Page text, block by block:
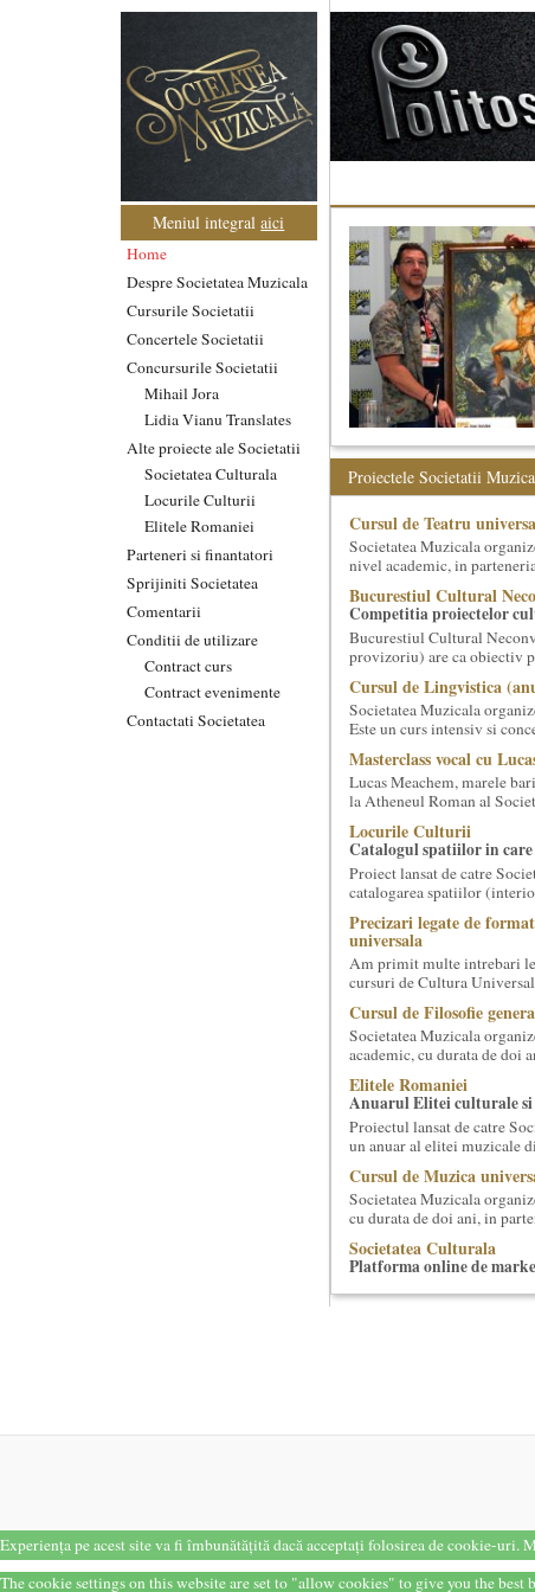
Meniul integralaici
Home
Despre Societatea Muzicala
Cursurile Societatii
Concertele Societatii
Concursurile Societatii
Mihail Jora
Lidia Vianu Translates
Alte proiecte ale Societatii
Societatea Culturala
Locurile Culturii
Elitele Romaniei
Parteneri si finantatori
Sprijiniti Societatea
Comentarii
Conditii de utilizare
Contract curs
Contract evenimente
Contactati Societatea
Proiectele Societatii
Cursul de Teatru
Societatea Muzicala
nivel academic, in
Bucurestiul Cultural
Competitia proiectelor
Bucurestiul Cultural
provizoriu) are ca obiectiv
Cursul de Lingvistica
Societatea Muzicala
Este un curs intensiv si
Masterclass vocal cu
Lucas Meachem, marele
la Atheneul Roman al
Locurile Culturii
Catalogul spatiilor in care
Proiect lansat de catre
catalogarea spatiilor
Precizari legate de
universala
Am primit multe intrebari
cursuri de Cultura
Cursul de Filosofie
Societatea Muzicala
academic, cu durata de doi
Elitele Romaniei
Anuarul Elitei culturale
Proiectul lansat de catre
un anuar al elitei muzicale
Cursul de Muzica
Societatea Muzicala
cu durata de doi ani, in
Societatea Culturala
Platforma online de
Descrierea produsului
Societatea Muzicala
lua parte la editia a III-a a
Cursul de
realizatori (anul II)
Experiența pe acest site va fi îmbunătățită dacă acceptați folosirea de cookie-uri.
The cookie settings on this website are set to "allow cookies" to give you the